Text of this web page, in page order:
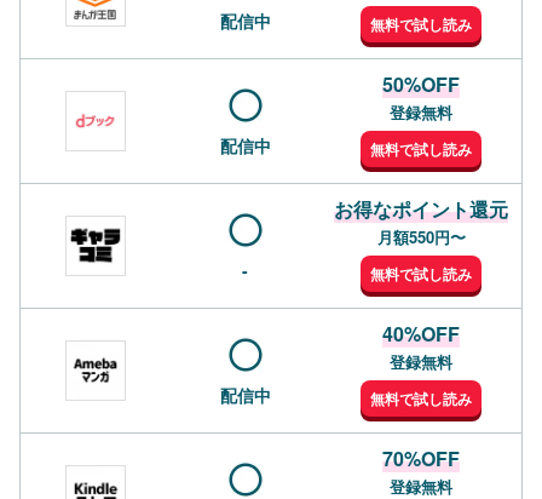
配信中 無料で試し読み
配信中
50%OFF
登録無料
無料で試し読み
-
お得なポイント還元
月額550円〜
無料で試し読み
配信中
40%OFF
登録無料
無料で試し読み
70%OFF
登録無料